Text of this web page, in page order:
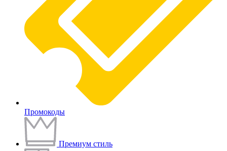
Промокоды
Премиум стиль